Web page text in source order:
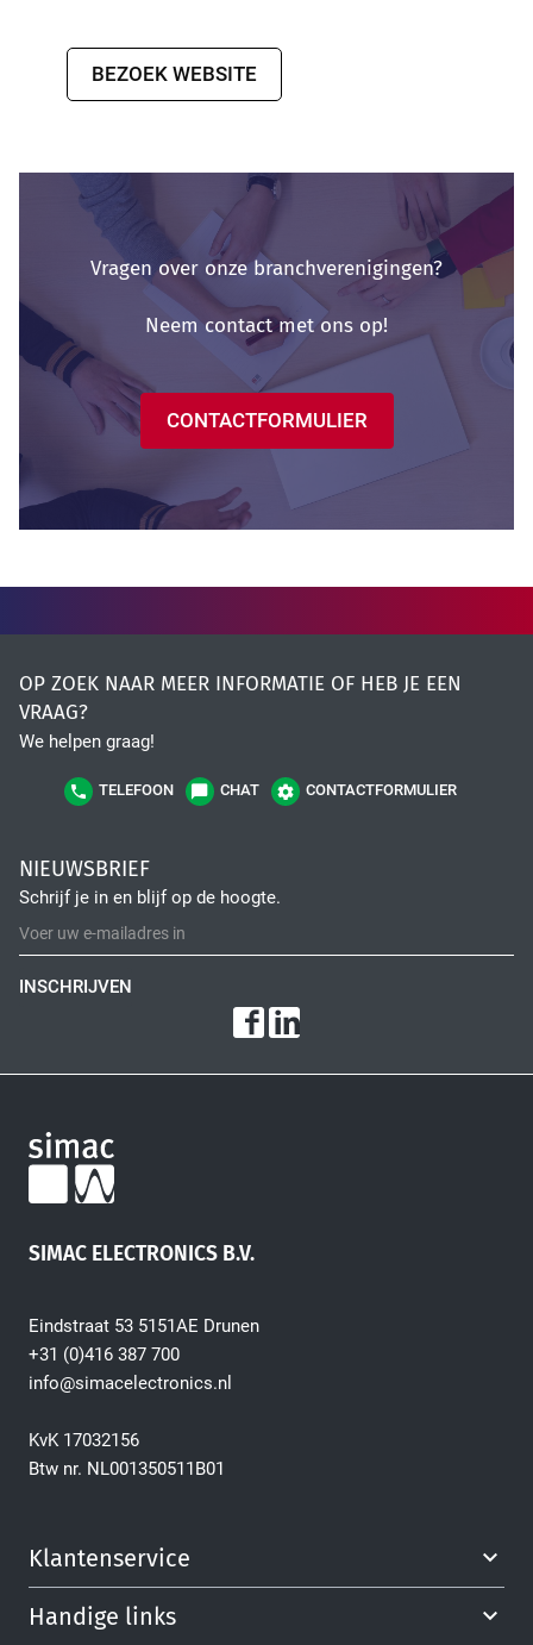
BEZOEK WEBSITE
Vragen over onze branchverenigingen?
Neem contact met ons op!
CONTACTFORMULIER
OP ZOEK NAAR MEER INFORMATIE OF HEB JE EEN
VRAAG?
We helpen graag!
TELEFOON CHAT CONTACTFORMULIER
NIEUWSBRIEF
Schrijf je in en blijf op de hoogte.
INSCHRIJVEN
SIMAC ELECTRONICS B.V.
Eindstraat 53 5151AE Drunen
+31 (0)416 387 700
info@simacelectronics.nl
KvK 17032156
Btw nr. NL001350511B01
Klantenservice
Handige links